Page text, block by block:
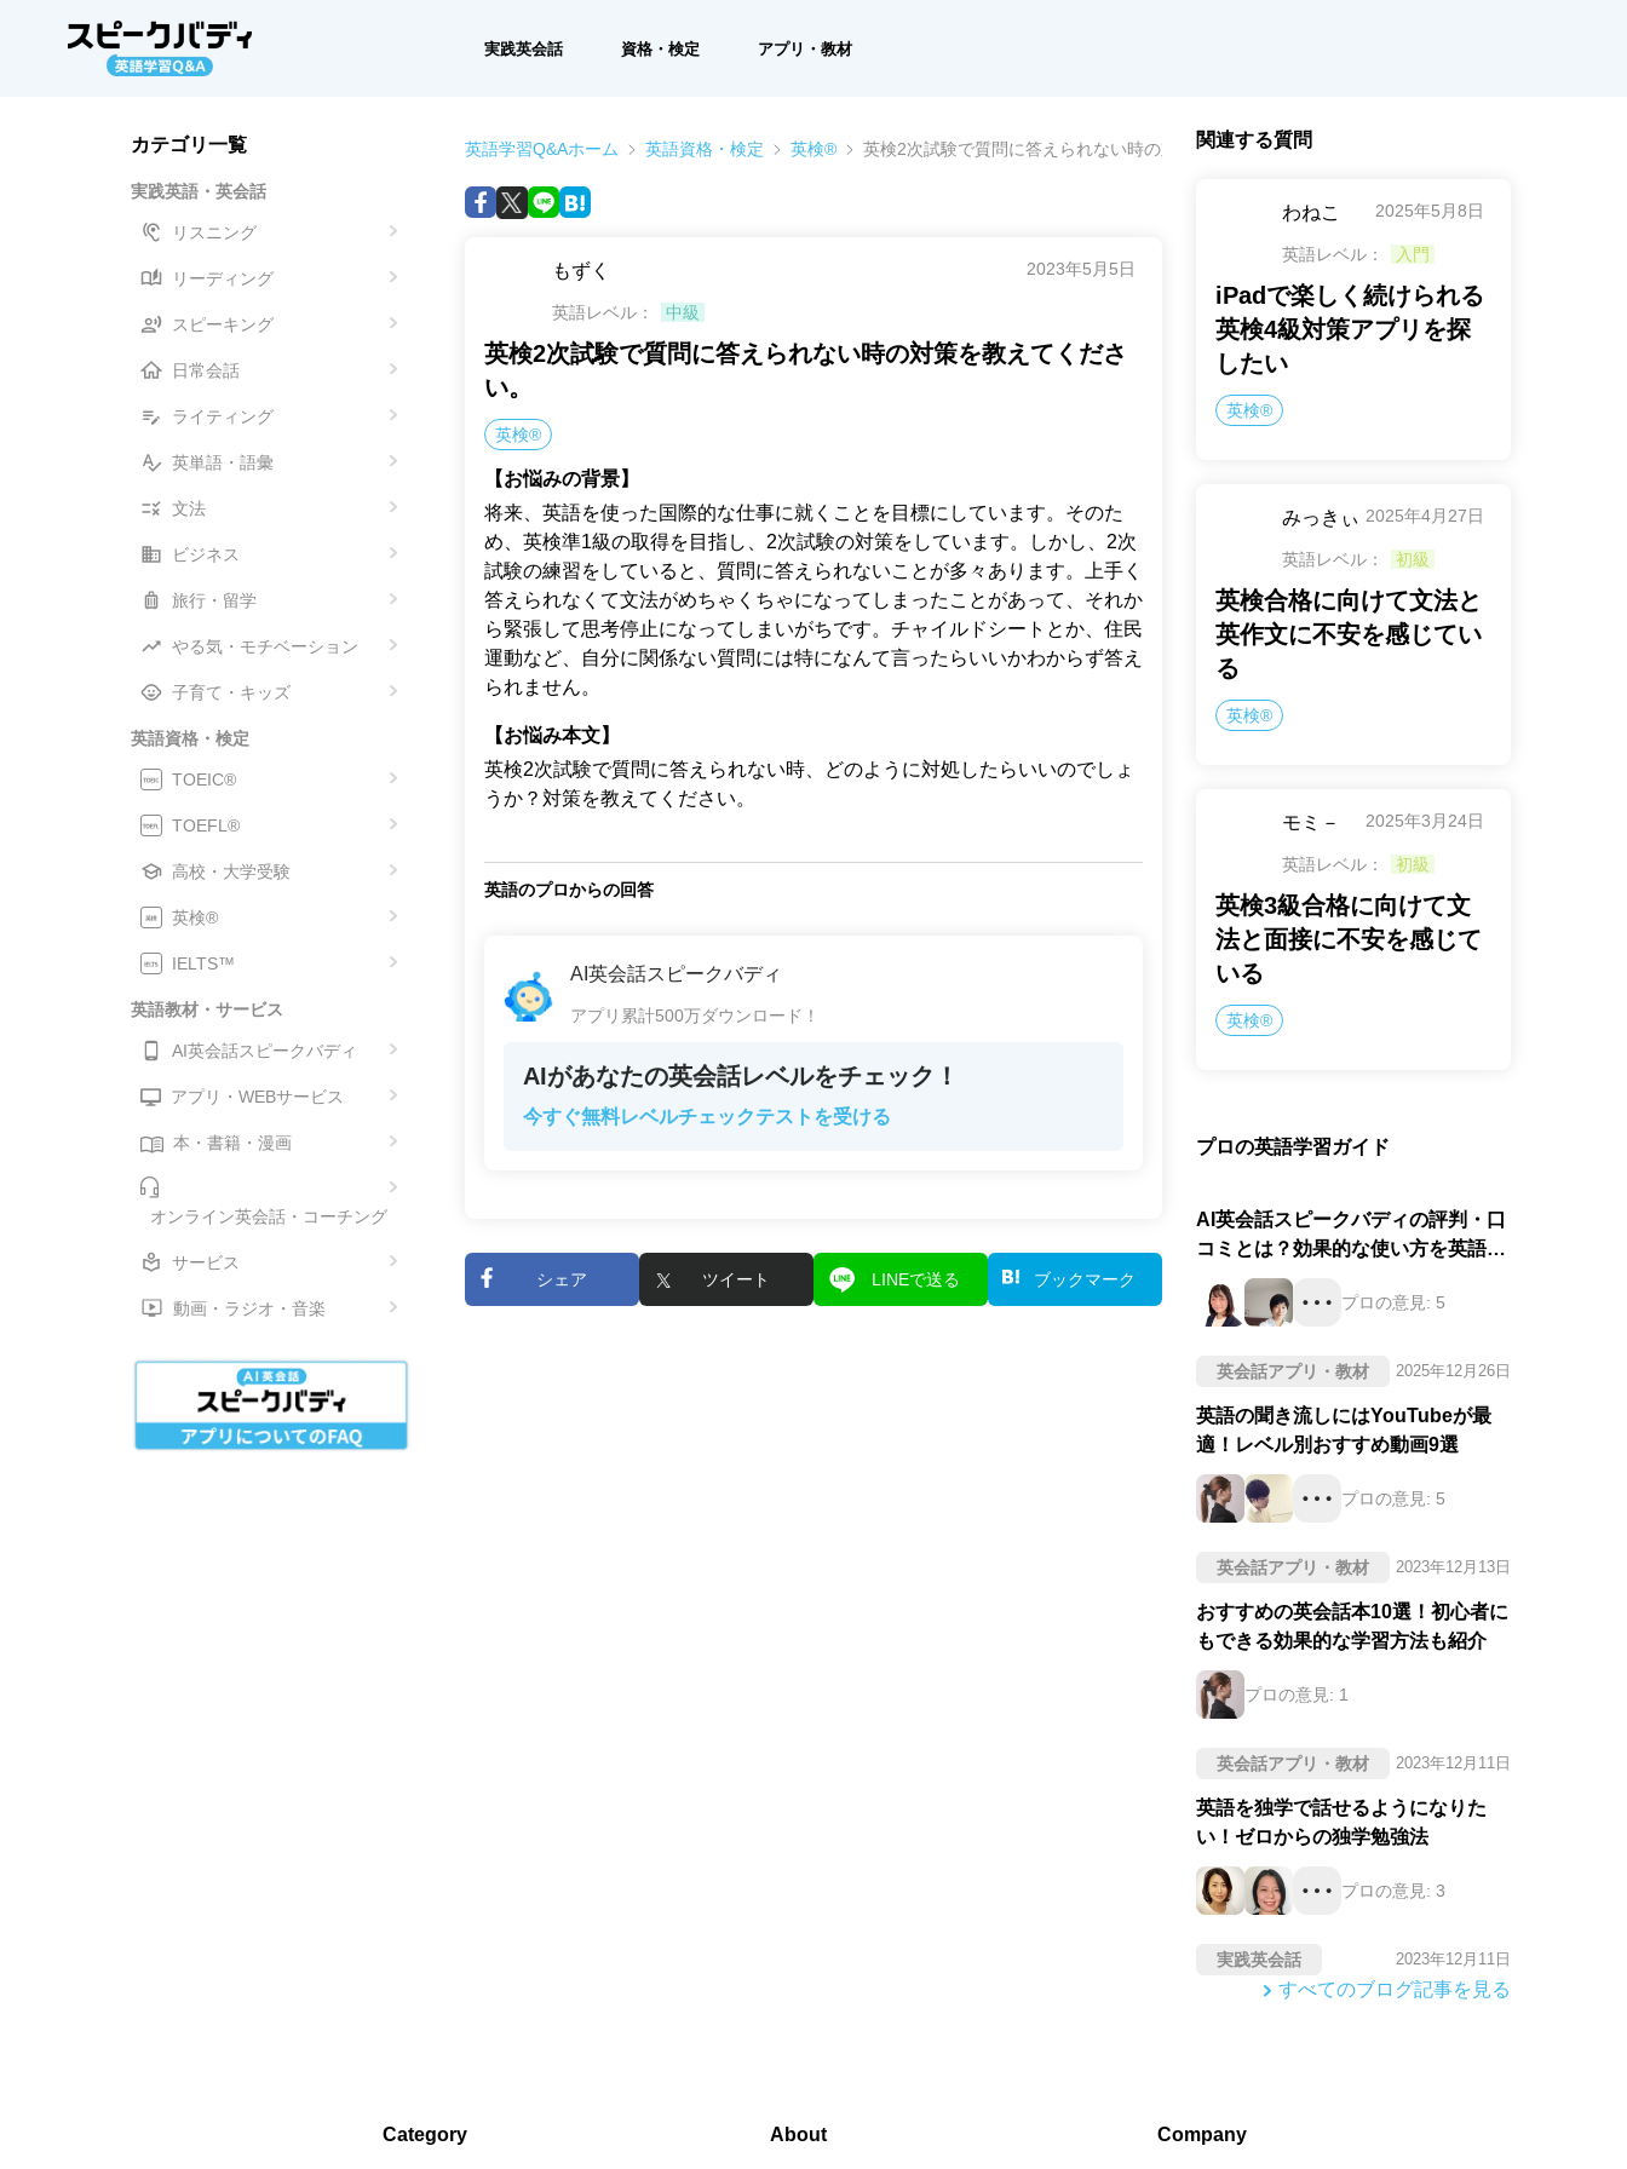
実践英会話 資格・検定 アプリ・教材
カテゴリ一覧
実践英語・英会話
リスニング
リーディング
スピーキング
日常会話
ライティング
英単語・語彙
文法
ビジネス
旅行・留学
やる気・モチベーション
子育て・キッズ
英語資格・検定
TOEIC®
TOEFL®
高校・大学受験
英検®
IELTS™
英語教材・サービス
AI英会話スピークバディ
アプリ・WEBサービス
本・書籍・漫画
オンライン英会話・コーチング
サービス
動画・ラジオ・音楽
英語学習Q&Aホーム 英語資格・検定 英検® 英検2次試験で質問に答えられない時の対策を教えてください。
もずく 2023年5月5日
英語レベル： 中級
英検2次試験で質問に答えられない時の対策を教えてくださ
い。
英検®
【お悩みの背景】
将来、英語を使った国際的な仕事に就くことを目標にしています。そのた
め、英検準1級の取得を目指し、2次試験の対策をしています。しかし、2次
試験の練習をしていると、質問に答えられないことが多々あります。上手く
答えられなくて文法がめちゃくちゃになってしまったことがあって、それか
ら緊張して思考停止になってしまいがちです。チャイルドシートとか、住民
運動など、自分に関係ない質問には特になんて言ったらいいかわからず答え
られません。
【お悩み本文】
英検2次試験で質問に答えられない時、どのように対処したらいいのでしょ
うか？対策を教えてください。
英語のプロからの回答
AI英会話スピークバディ
アプリ累計500万ダウンロード！
AIがあなたの英会話レベルをチェック！
今すぐ無料レベルチェックテストを受ける
シェア ツイート LINEで送る ブックマーク
関連する質問
わねこ 2025年5月8日
英語レベル： 入門
iPadで楽しく続けられる
英検4級対策アプリを探
したい
英検®
みっきぃ 2025年4月27日
英語レベル： 初級
英検合格に向けて文法と
英作文に不安を感じてい
る
英検®
モミ－ 2025年3月24日
英語レベル： 初級
英検3級合格に向けて文
法と面接に不安を感じて
いる
英検®
プロの英語学習ガイド
AI英会話スピークバディの評判・口
コミとは？効果的な使い方を英語の
プロが徹底評価！
プロの意見: 5
英会話アプリ・教材 2025年12月26日
英語の聞き流しにはYouTubeが最
適！レベル別おすすめ動画9選
プロの意見: 5
英会話アプリ・教材 2023年12月13日
おすすめの英会話本10選！初心者に
もできる効果的な学習方法も紹介
プロの意見: 1
英会話アプリ・教材 2023年12月11日
英語を独学で話せるようになりた
い！ゼロからの独学勉強法
プロの意見: 3
実践英会話 2023年12月11日
すべてのブログ記事を見る
Category About Company